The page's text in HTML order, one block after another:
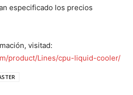
especificado los precios
visitad:
product/Lines/cpu-liquid-cooler/